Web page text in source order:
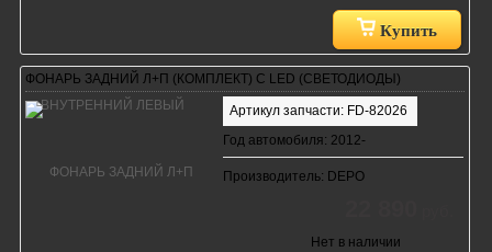
Купить
ФОНАРЬ ЗАДНИЙ Л+П (КОМПЛЕКТ) С LED (СВЕТОДИОДЫ)
Артикул запчасти: FD-82026
Год автомобиля: 2012-
Производитель: DEPO
Нет в наличии